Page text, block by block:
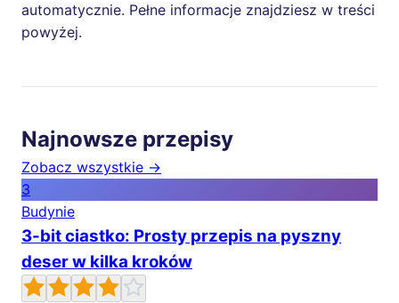
automatycznie. Pełne informacje znajdziesz w treści
powyżej.
Najnowsze przepisy
Zobacz wszystkie →
3
Budynie
3-bit ciastko: Prosty przepis na pyszny
deser w kilka kroków